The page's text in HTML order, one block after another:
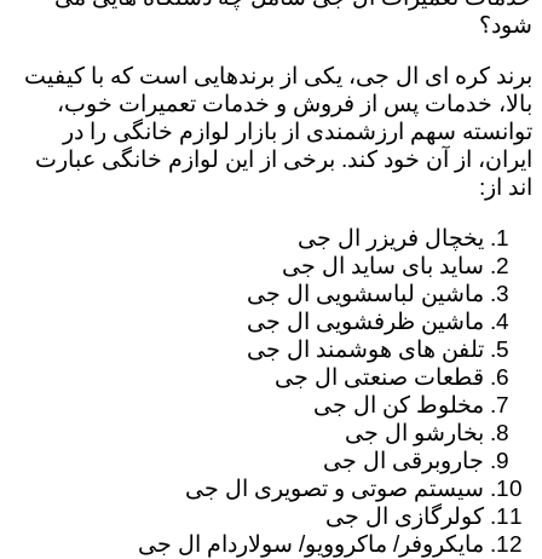
شود؟
برند کره ای ال جی، یکی از برندهایی است که با کیفیت
بالا، خدمات پس از فروش و خدمات تعمیرات خوب،
توانسته سهم ارزشمندی از بازار لوازم خانگی را در
ایران، از آن خود کند. برخی از این لوازم خانگی عبارت
اند از:
یخچال فریزر ال جی
ساید بای ساید ال جی
ماشین لباسشویی ال جی
ماشین ظرفشویی ال جی
تلفن های هوشمند ال جی
قطعات صنعتی ال جی
مخلوط کن ال جی
بخارشو ال جی
جاروبرقی ال جی
سیستم صوتی و تصویری ال جی
کولرگازی ال جی
مایکروفر/ ماکروویو/ سولاردام ال جی